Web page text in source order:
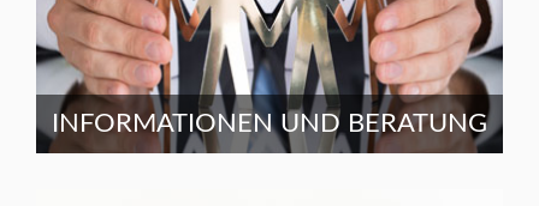
INFORMATIONEN UND BERATUNG